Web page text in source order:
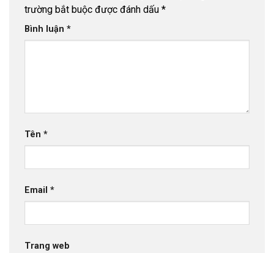
trường bắt buộc được đánh dấu *
Bình luận *
Tên *
Email *
Trang web